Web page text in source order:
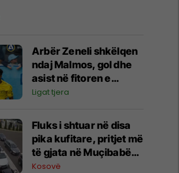
Arbër Zeneli shkëlqen
ndaj Malmos, gol dhe
asist në fitoren e
Elfsborgut
Ligat tjera
Fluks i shtuar në disa
pika kufitare, pritjet më
të gjata në Muçibabë
dhe Dheu i Bardhë
Kosovë